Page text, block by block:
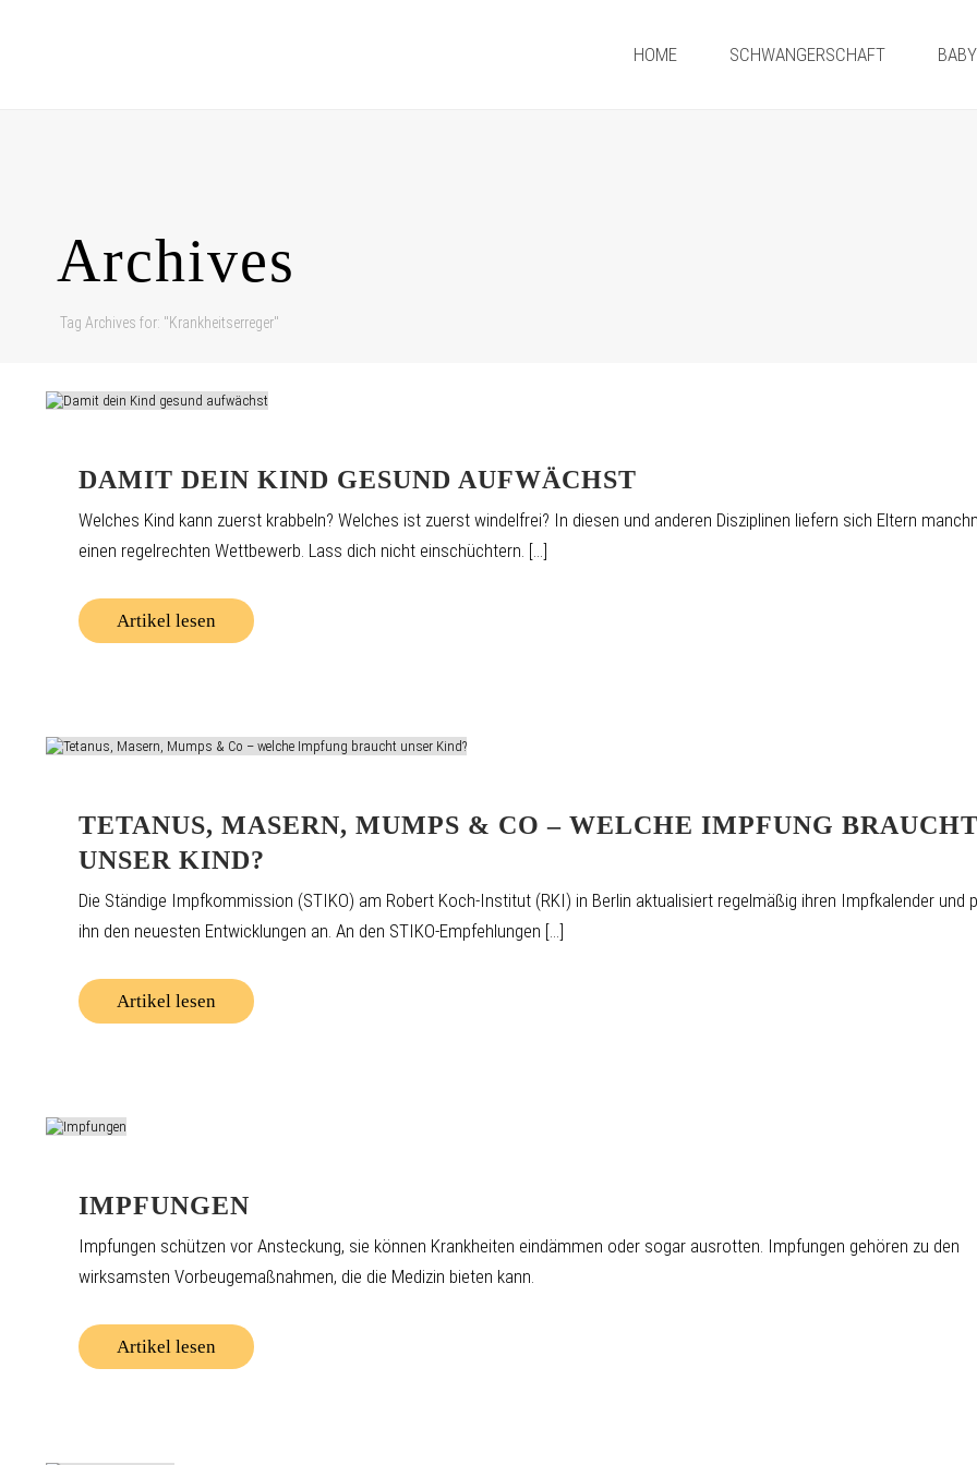
HOME SCHWANGERSCHAFT BABY
Archives
Tag Archives for: "Krankheitserreger"
DAMIT DEIN KIND GESUND AUFWÄCHST
Welches Kind kann zuerst krabbeln? Welches ist zuerst windelfrei? In diesen und anderen Disziplinen liefern sich Eltern
einen regelrechten Wettbewerb. Lass dich nicht einschüchtern. [...]
Artikel lesen
TETANUS, MASERN, MUMPS & CO – WELCHE IMPFUNG BRAUCHT
UNSER KIND?
Die Ständige Impfkommission (STIKO) am Robert Koch-Institut (RKI) in Berlin aktualisiert regelmäßig ihren Impfkalender und
ihn den neuesten Entwicklungen an. An den STIKO-Empfehlungen [...]
Artikel lesen
IMPFUNGEN
Impfungen schützen vor Ansteckung, sie können Krankheiten eindämmen oder sogar ausrotten. Impfungen gehören zu den
wirksamsten Vorbeugemaßnahmen, die die Medizin bieten kann.
Artikel lesen